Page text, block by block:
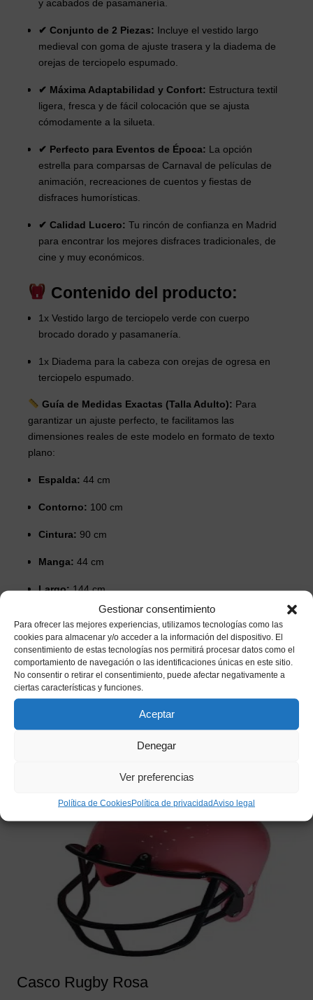
Gestionar consentimiento
Para ofrecer las mejores experiencias, utilizamos tecnologías como las
cookies para almacenar y/o acceder a la información del dispositivo. El
consentimiento de estas tecnologías nos permitirá procesar datos como el
comportamiento de navegación o las identificaciones únicas en este sitio.
No consentir o retirar el consentimiento, puede afectar negativamente a
ciertas características y funciones.
Aceptar
Denegar
Ver preferencias
Política de CookiesPolítica de privacidadAviso legal
y acabados de pasamanería.
✔ Conjunto de 2 Piezas: Incluye el vestido largo
medieval con goma de ajuste trasera y la diadema de
orejas de terciopelo espumado.
✔ Máxima Adaptabilidad y Confort: Estructura textil
ligera, fresca y de fácil colocación que se ajusta
cómodamente a la silueta.
✔ Perfecto para Eventos de Época: La opción
estrella para comparsas de Carnaval de películas de
animación, recreaciones de cuentos y fiestas de
disfraces humorísticas.
✔ Calidad Lucero: Tu rincón de confianza en Madrid
para encontrar los mejores disfraces tradicionales, de
cine y muy económicos.
Contenido del producto:
1x Vestido largo de terciopelo verde con cuerpo
brocado dorado y pasamanería.
1x Diadema para la cabeza con orejas de ogresa en
terciopelo espumado.
Guía de Medidas Exactas (Talla Adulto): Para
garantizar un ajuste perfecto, te facilitamos las
dimensiones reales de este modelo en formato de texto
plano:
Espalda: 44 cm
Contorno: 100 cm
Cintura: 90 cm
Manga: 44 cm
Largo:144 cm
El producto incluye exclusivamente el vestido y
la diadema de orejas. Los accesorios adicionales de
caracterización como la peluca pelirroja con trenza, la
corona de princesa, el maquillaje verde para el rostro y el
calzado no están incluidos.
Productos relacionados
Casco Rugby Rosa